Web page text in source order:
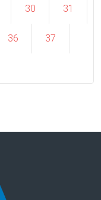
30 31
36 37